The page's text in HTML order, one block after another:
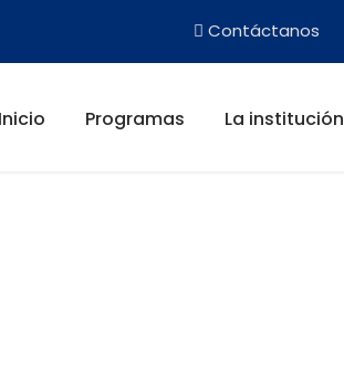
Contáctanos
Inicio Programas La institución